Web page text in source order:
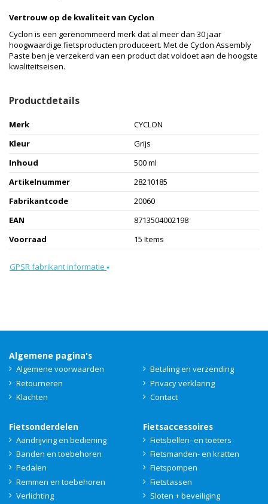
Vertrouw op de kwaliteit van Cyclon
Cyclon is een gerenommeerd merk dat al meer dan 30 jaar
hoogwaardige fietsproducten produceert. Met de Cyclon Assembly
Paste ben je verzekerd van een product dat voldoet aan de hoogste
kwaliteitseisen.
Productdetails
Merk
CYCLON
Kleur
Grijs
Inhoud
500 ml
Artikelnummer
28210185
Fabrikantcode
20060
EAN
8713504002198
Voorraad
15 Items
GPSR fabrikant informatie ▾
Algemene pagina's
Algemene voorwaarden
Betaling en verzending
Retourneren
Privacy verklaring
Klachten
Contact
Fietsonderdelen
Aandrijving en bediening
Banden en toebehoren
Pedalen
Remmen en toebehoren
Verlichting
Fietsaccessoires
Fietsbellen- en toeters
Fietsmanden- en kratten
Fietspompen
Fietstassen
Sloten + beveiliging